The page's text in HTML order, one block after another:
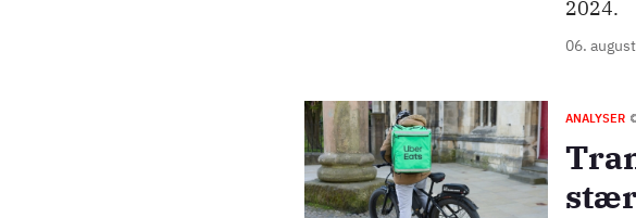
2024.
06.
Billede ANALYSER